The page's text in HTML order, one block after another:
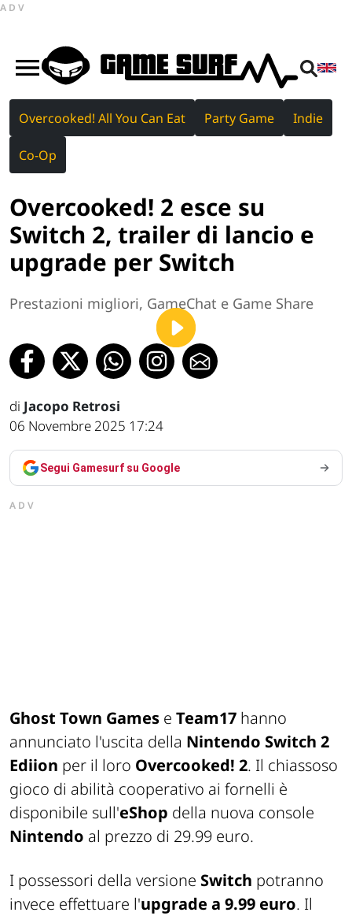
ADV
Overcooked! All You Can Eat Party Game Indie
Co-Op
Overcooked! 2 esce su
Switch 2, trailer di lancio e
upgrade per Switch
Prestazioni migliori, GameChat e Game Share
di Jacopo Retrosi
06 Novembre 2025 17:24
Segui Gamesurf su Google
ADV
Ghost Town Games e Team17 hanno
annunciato l'uscita della Nintendo Switch 2
Ediion per il loro Overcooked! 2. Il chiassoso
gioco di abilità cooperativo ai fornelli è
disponibile sull'eShop della nuova console
Nintendo al prezzo di 29.99 euro.
I possessori della versione Switch potranno
invece effettuare l'upgrade a 9.99 euro. Il